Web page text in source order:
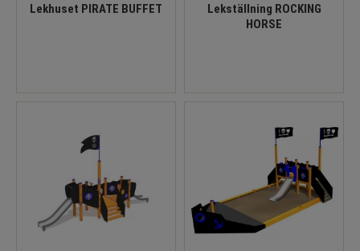
Lekhuset PIRATE BUFFET
Lekställning ROCKING
HORSE